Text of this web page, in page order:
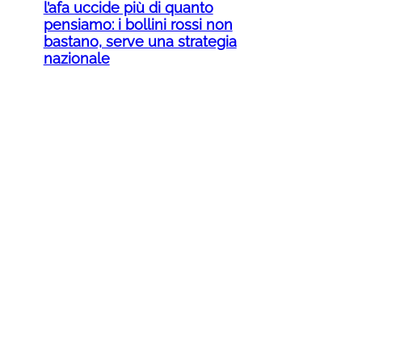
l’afa uccide più di quanto
pensiamo: i bollini rossi non
bastano, serve una strategia
nazionale